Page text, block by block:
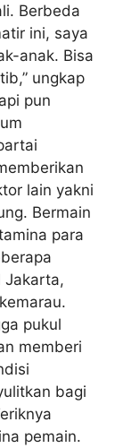
Berbeda
ini, saya
anak. Bisa
ungkap
pun
lain yakni
Bermain
para
Jakarta,
pukul
memberi
bagi
pemain.